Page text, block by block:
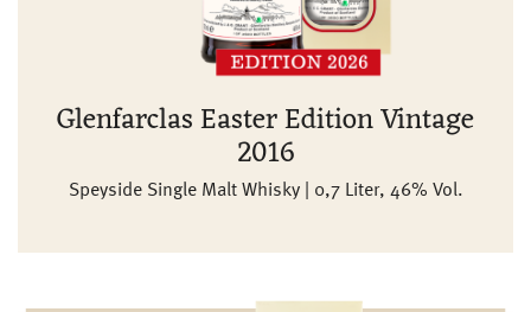
Glenfarclas Easter Edition Vintage
2016
Speyside Single Malt Whisky | 0,7 Liter, 46% Vol.